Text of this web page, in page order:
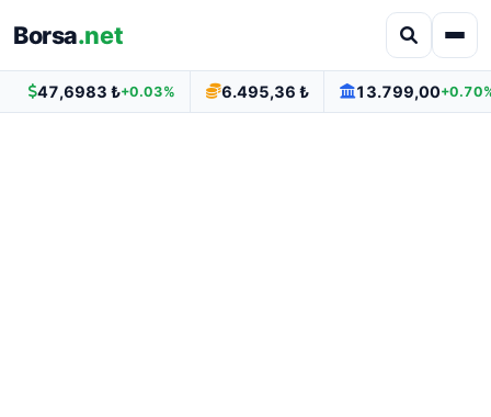
Borsa.net
47,6983 ₺+0.03% 6.495,36 ₺ 13.799,00